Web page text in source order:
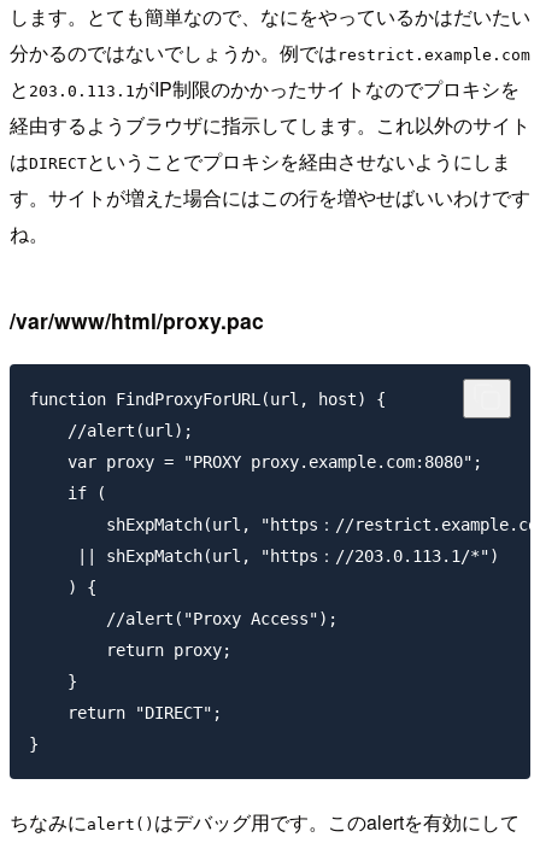
します。とても簡単なので、なにをやっているかはだいたい
分かるのではないでしょうか。例では restrict.example.com
と 203.0.113.1 がIP制限のかかったサイトなのでプロキシを
経由するようブラウザに指示してします。これ以外のサイト
はDIRECTということでプロキシを経由させないようにしま
す。サイトが増えた場合にはこの行を増やせばいいわけです
ね。
/var/www/html/proxy.pac
function FindProxyForURL(url, host) {
    //alert(url);
    var proxy = "PROXY proxy.example.com:8080";
    if (
shExpMatch(url, "https：//
     || shExpMatch(url, "https：//203.0.113.1/*")
    ) {
        //alert("Proxy Access");
        return proxy;
    }
    return "DIRECT";
ちなみにalert() はデバッグ用です。このalertを有効にして